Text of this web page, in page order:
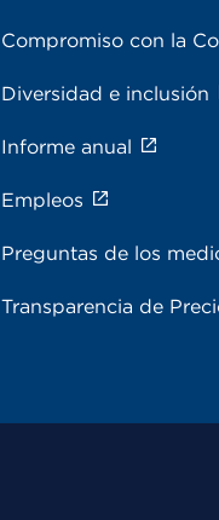
Compromiso con la
Diversidad e inclusión
Informe anual
Empleos
Preguntas de los
Transparencia de